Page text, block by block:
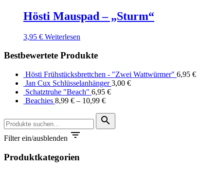
Hösti Mauspad – „Sturm“
3,95 € Weiterlesen
Bestbewertete Produkte
Hösti Frühstücksbrettchen - "Zwei Wattwürmer" 6,95 €
Jan Cux Schlüsselanhänger 3,00 €
Schatztruhe "Beach" 6,95 €
Beachies 8,99 € – 10,99 €
nach:
search
Filter ein/ausblenden 
Produktkategorien